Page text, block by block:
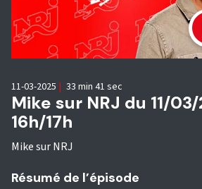
Mike sur NRJ du 11/
16h/17h
Mike sur NRJ
11-03-2025 | 33 min 41 sec
Résumé de l’épisode